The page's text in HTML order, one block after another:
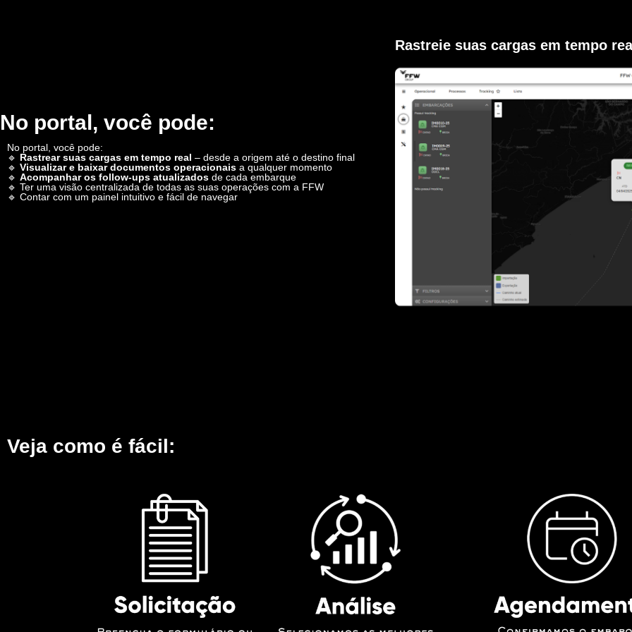
No portal, você pode:
No portal, você pode:
🔹 Rastrear suas cargas em tempo real – desde a origem até o destino final
🔹 Visualizar e baixar documentos operacionais a qualquer momento
🔹 Acompanhar os follow-ups atualizados de cada embarque
🔹 Ter uma visão centralizada de todas as suas operações com a FFW
🔹 Contar com um painel intuitivo e fácil de navegar
Rastreie suas cargas em tempo
Veja como é fácil: